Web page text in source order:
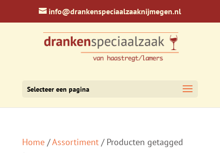
info@drankenspeciaalzaaknijmegen.nl
Selecteer een pagina
Home/Assortiment/ Producten getagged